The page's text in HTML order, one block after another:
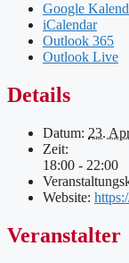
Google
iCalendar
Outlook 365
Outlook Live
Details
Datum: 23.
Zeit:
18:00 - 22:00
Website:
Veranstalter